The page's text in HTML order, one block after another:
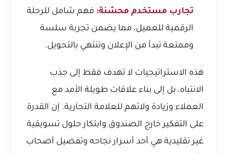
تجارب مستخدم محسّنة: فهم شامل للرحلة
الرقمية للعميل، مما يضمن تجربة سلسة
وممتعة تبدأ من الإعلان وتنتهي بالتحويل.
هذه الاستراتيجيات لا تهدف فقط إلى جذب
الانتباه، بل إلى بناء علاقات طويلة الأمد مع
العملاء وزيادة ولائهم للعلامة التجارية. إن القدرة
على التفكير خارج الصندوق وابتكار حلول تسويقية
غير تقليدية هي أحد أسرار نجاحه وتفضيل أصحاب